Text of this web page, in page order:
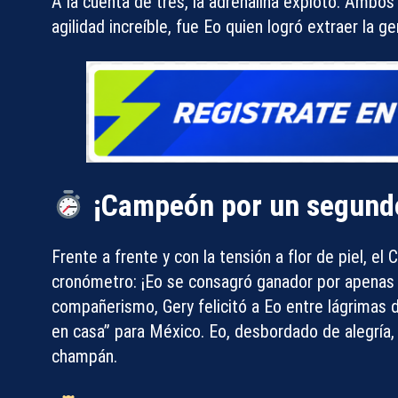
agilidad increíble, fue Eo quien logró extraer la
¡Campeón por un
Frente a frente y con la tensión a flor de piel, el
cronómetro: ¡Eo se consagró ganador por
compañerismo, Gery felicitó a Eo entre lágrimas
en casa” para México. Eo, desbordado de
champán.